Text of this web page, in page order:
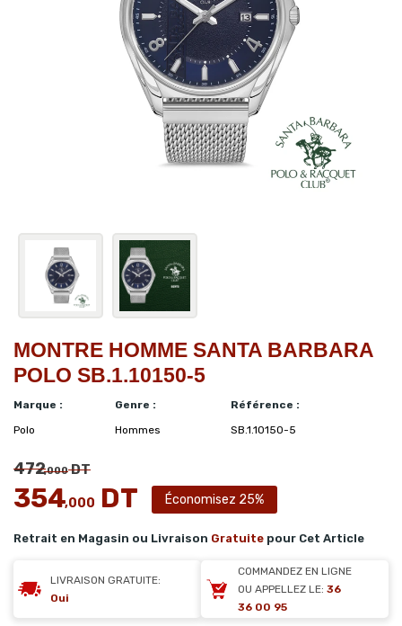
MONTRE HOMME SANTA BARBARA
POLO SB.1.10150-5
Marque :
Polo
Genre :
Hommes
Référence :
SB.1.10150-5
472,000DT
354,000 DT Économisez 25%
Retrait en Magasin ou Livraison Gratuite pour Cet Article
LIVRAISON GRATUITE:
Oui
COMMANDEZ EN LIGNE
OU APPELLEZ LE: 36
36 00 95